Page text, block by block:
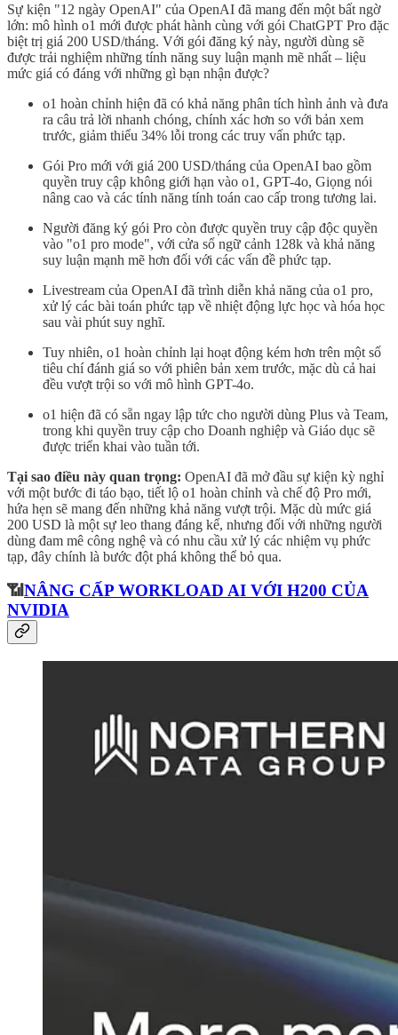
Sự kiện "12 ngày OpenAI" của OpenAI đã mang đến một bất ngờ
lớn: mô hình o1 mới được phát hành cùng với gói ChatGPT Pro đặc
biệt trị giá 200 USD/tháng. Với gói đăng ký này, người dùng sẽ
được trải nghiệm những tính năng suy luận mạnh mẽ nhất – liệu
mức giá có đáng với những gì bạn nhận được?
o1 hoàn chỉnh hiện đã có khả năng phân tích hình ảnh và đưa
ra câu trả lời nhanh chóng, chính xác hơn so với bản xem
trước, giảm thiểu 34% lỗi trong các truy vấn phức tạp.
Gói Pro mới với giá 200 USD/tháng của OpenAI bao gồm
quyền truy cập không giới hạn vào o1, GPT-4o, Giọng nói
nâng cao và các tính năng tính toán cao cấp trong tương lai.
Người đăng ký gói Pro còn được quyền truy cập độc quyền
vào "o1 pro mode", với cửa sổ ngữ cảnh 128k và khả năng
suy luận mạnh mẽ hơn đối với các vấn đề phức tạp.
Livestream của OpenAI đã trình diễn khả năng của o1 pro,
xử lý các bài toán phức tạp về nhiệt động lực học và hóa học
sau vài phút suy nghĩ.
Tuy nhiên, o1 hoàn chỉnh lại hoạt động kém hơn trên một số
tiêu chí đánh giá so với phiên bản xem trước, mặc dù cả hai
đều vượt trội so với mô hình GPT-4o.
o1 hiện đã có sẵn ngay lập tức cho người dùng Plus và Team,
trong khi quyền truy cập cho Doanh nghiệp và Giáo dục sẽ
được triển khai vào tuần tới.
Tại sao điều này quan trọng: OpenAI đã mở đầu sự kiện kỳ nghỉ
với một bước đi táo bạo, tiết lộ o1 hoàn chỉnh và chế độ Pro mới,
hứa hẹn sẽ mang đến những khả năng vượt trội. Mặc dù mức giá
200 USD là một sự leo thang đáng kể, nhưng đối với những người
dùng đam mê công nghệ và có nhu cầu xử lý các nhiệm vụ phức
tạp, đây chính là bước đột phá không thể bỏ qua.
📶NÂNG CẤP WORKLOAD AI VỚI H200 CỦA
NVIDIA